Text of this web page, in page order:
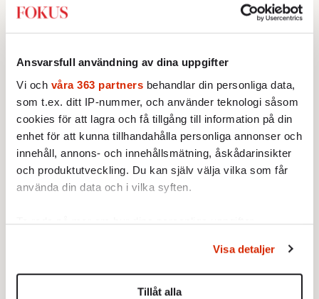
Ansvarsfull användning av dina uppgifter
Vi och våra 363 partners behandlar din personliga data,
som t.ex. ditt IP-nummer, och använder teknologi såsom
cookies för att lagra och få tillgång till information på din
enhet för att kunna tillhandahålla personliga annonser och
innehåll, annons- och innehållsmätning, åskådarinsikter
och produktutveckling. Du kan själv välja vilka som får
använda din data och i vilka syften.
Ta reda på mer om hur dina personliga uppgifter
Du kan ändra eller dra tillbaka ditt samtycke när som
helst från cookie-förklaringen.
Visa detaljer
Tillåt alla